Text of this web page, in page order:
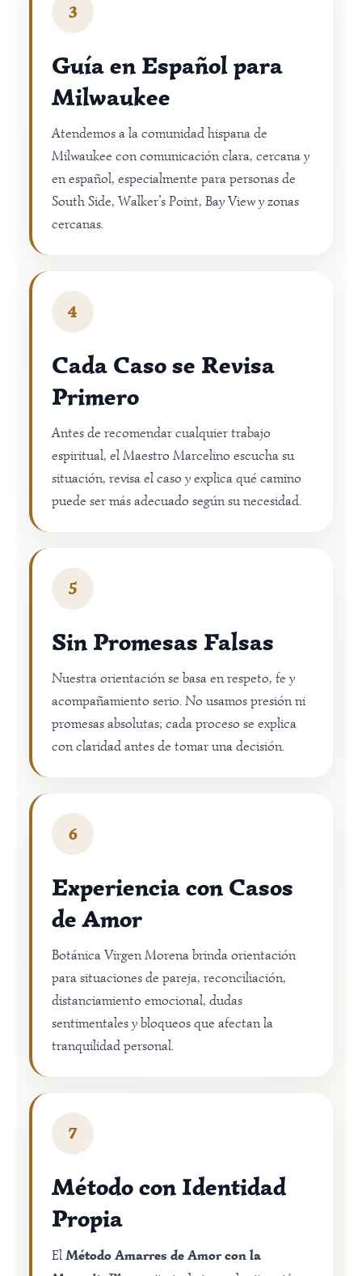
3
Guía en Español para
Milwaukee
Atendemos a la comunidad hispana de
Milwaukee con comunicación clara, cercana y
en español, especialmente para personas de
South Side, Walker’s Point, Bay View y zonas
cercanas.
4
Cada Caso se Revisa
Primero
Antes de recomendar cualquier trabajo
espiritual, el Maestro Marcelino escucha su
situación, revisa el caso y explica qué camino
puede ser más adecuado según su necesidad.
5
Sin Promesas Falsas
Nuestra orientación se basa en respeto, fe y
acompañamiento serio. No usamos presión ni
promesas absolutas; cada proceso se explica
con claridad antes de tomar una decisión.
6
Experiencia con Casos
de Amor
Botánica Virgen Morena brinda orientación
para situaciones de pareja, reconciliación,
distanciamiento emocional, dudas
sentimentales y bloqueos que afectan la
tranquilidad personal.
7
Método con Identidad
Propia
ElMétodo Amarres de Amor con la